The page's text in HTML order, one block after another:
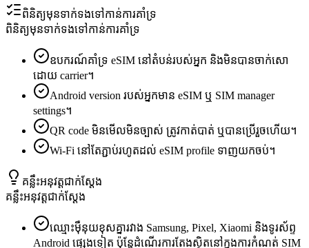
ពិនិត្យមុនទាក់ទងទៅកាន់ការគាំទ្រ
ពិនិត្យមុនទាក់ទងទៅកាន់ការគាំទ្រ
ឧបករណ៍គាំទ្រ eSIM នៅតំបន់របស់អ្នក និងមិនបានចាក់សោ
ដោយ carrier។
Android version របស់អ្នកមាន eSIM ឬ SIM manager
settings។
QR code មិនមើលមិនច្បាស់ ត្រូវកាត់បាត់ ឬបានប្រើរួចហើយ។
Wi‑Fi នៅតែភ្ជាប់រហូតដល់ eSIM profile ទាញយកចប់។
គន្លឹះអនុវត្តជាក់ស្តែង
គន្លឹះអនុវត្តជាក់ស្តែង
ឈ្មោះម៉ឺនុយខុសគ្នារវាង Samsung, Pixel, Xiaomi និងទូរស័ព្ទ
Android ផ្សេងទៀត ប៉ុន្តែដំណើរការតែងស្ថិតនៅក្នុងការកំណត់ SIM